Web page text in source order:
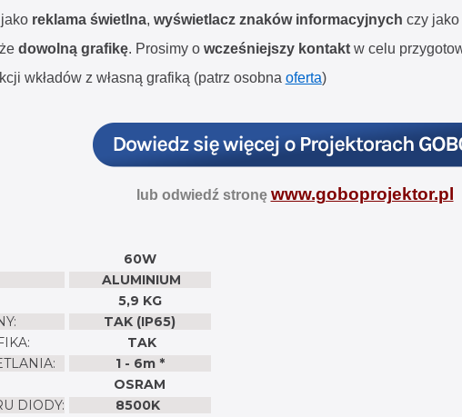
reklama świetlna, wyświetlacz znaków informacyjnych czy jako
dowolną grafikę. Prosimy o wcześniejszy kontaktw celu
wkładów z własną grafiką (patrz osobna oferta)
lub odwiedź stronę www.goboprojektor.pl
60W
ALUMINIUM
5,9 KG
TAK (IP65)
TAK
1 - 6m *
OSRAM
DIODY:
8500K